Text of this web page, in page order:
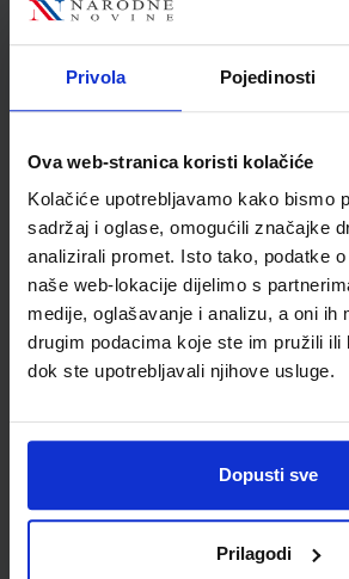
Privola Pojedinosti
Ova web-stranica koristi kolačiće
Kolačiće upotrebljavamo kako bismo
sadržaj i oglase, omogućili značajke
analizirali promet. Isto tako, podatke
naše web-lokacije dijelimo s
medije, oglašavanje i analizu, a oni ih
drugim podacima koje ste im pružili ili
dok ste upotrebljavali njihove usluge.
Dopusti sve
Prilagodi
Školski razred
Vrsta školske knjige
RADNA
Vrsta škole
3
Nastavni predmet
Reg br min
8014-
Prijavite se kako bi primali
pogodnostima